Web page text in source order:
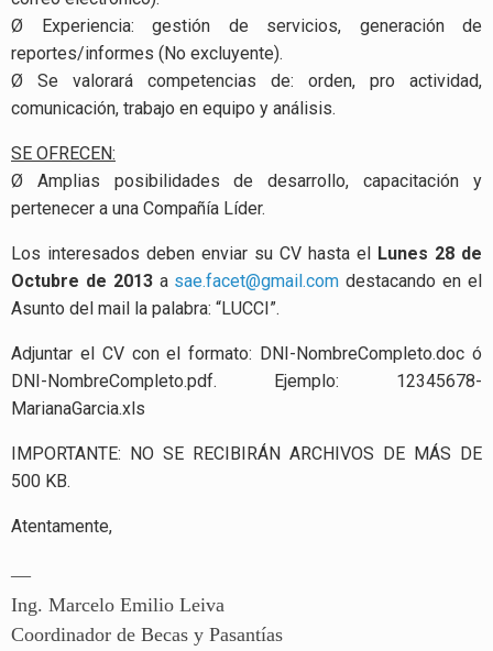
Ø Experiencia: gestión de servicios, generación de
reportes/informes (No excluyente).
Ø Se valorará competencias de: orden, pro actividad,
comunicación, trabajo en equipo y análisis.
SE OFRECEN:
Ø Amplias posibilidades de desarrollo, capacitación y
pertenecer a una Compañía Líder.
Los interesados deben enviar su CV hasta el Lunes 28 de
Octubre de 2013a sae.facet@gmail.com destacando en el
Asunto del mail la palabra: “LUCCI”.
Adjuntar el CV con el formato: DNI-NombreCompleto.doc ó
DNI-NombreCompleto.pdf. Ejemplo: 12345678-
MarianaGarcia.xls
IMPORTANTE: NO SE RECIBIRÁN ARCHIVOS DE MÁS DE
500 KB.
Atentamente,
—
Ing. Marcelo Emilio Leiva
Coordinador de Becas y Pasantías